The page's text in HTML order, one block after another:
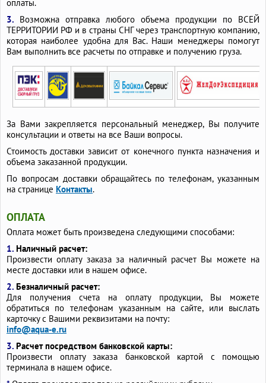
оплаты.
3. Возможна отправка любого объема продукции по ВСЕЙ
ТЕРРИТОРИИ РФ и в страны СНГ через транспортную компанию,
которая наиболее удобна для Вас. Наши менеджеры помогут
Вам выполнить все расчеты по отправке и получению груза.
За Вами закрепляется персональный менеджер, Вы получите
консультации и ответы на все Ваши вопросы.
Стоимость доставки зависит от конечного пункта назначения и
объема заказанной продукции.
По вопросам доставки обращайтесь по телефонам, указанным
на странице Контакты.
ОПЛАТА
Оплата может быть произведена следующими способами:
1. Наличный расчет:
Произвести оплату заказа за наличный расчет Вы можете на
месте доставки или в нашем офисе.
2. Безналичный расчет:
Для получения счета на оплату продукции, Вы можете
обратиться по телефонам указанным на сайте, или выслать
карточку с Вашими реквизитами на почту:
info@aqua-e.ru
3. Расчет посредством банковской карты:
Произвести оплату заказа банковской картой с помощью
терминала в нашем офисе.